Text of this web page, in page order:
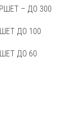
– ДО 300
ДО 100
ДО 60